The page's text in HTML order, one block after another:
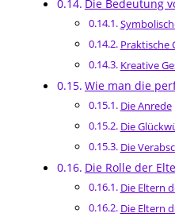
Die Bedeutung
Praktische
Kreative
Wie man die
Die Anrede
Die
Die
Die Rolle der
Die Eltern
Die Eltern